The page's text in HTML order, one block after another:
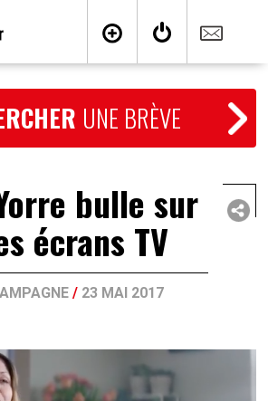
UNE BRÈVE
bulle sur
écrans TV
/ 23 MAI 2017